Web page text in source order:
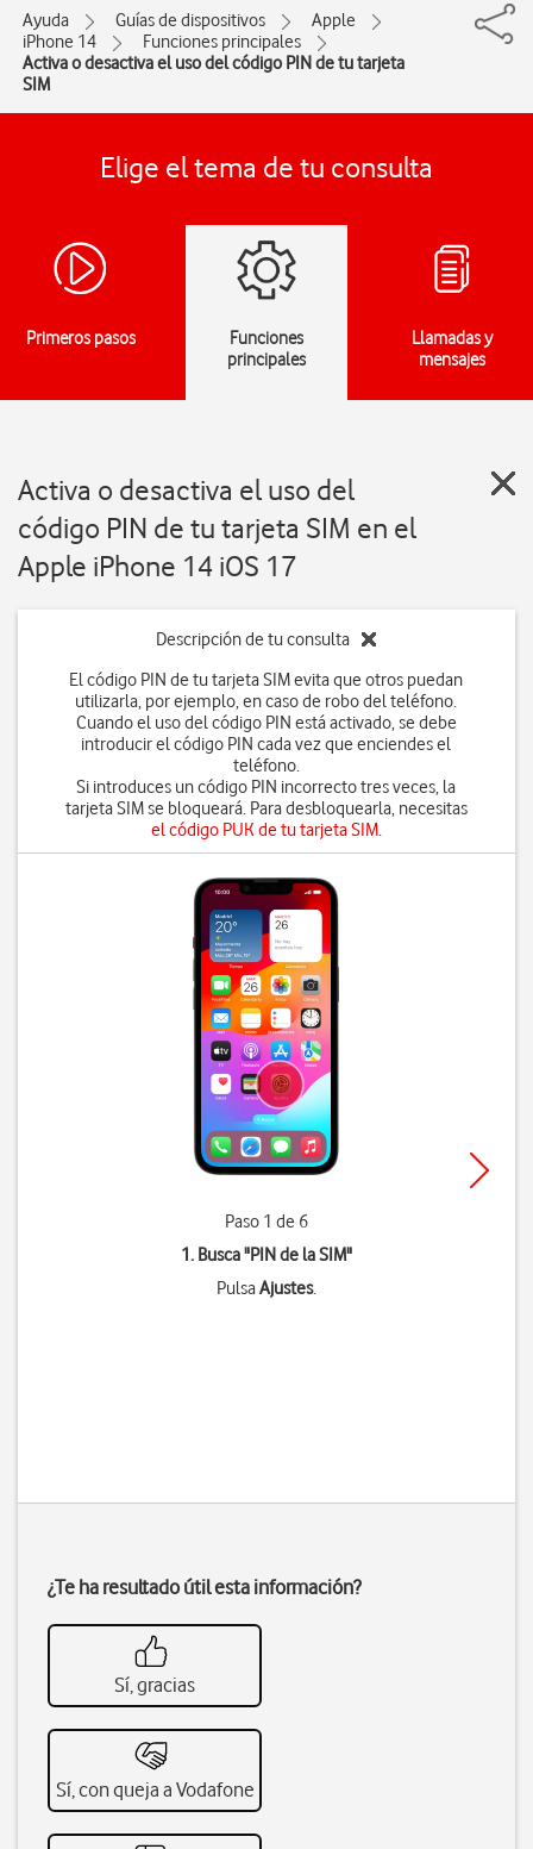
Ayuda Guías de dispositivos
Apple
iPhone 14
Funciones principales
Activa o desactiva el uso del código PIN de tu tarjeta
SIM
Elige el tema de tu consulta
Primeros pasos
Funciones
principales
Llamadas y
mensajes
Activa o desactiva el uso del
código PIN de tu tarjeta SIM en el
Apple iPhone 14 iOS 17
Descripción de tu consulta
El código PIN de tu tarjeta SIM evita que otros puedan
utilizarla, por ejemplo, en caso de robo del teléfono.
Cuando el uso del código PIN está activado, se debe
introducir el código PIN cada vez que enciendes el
teléfono.
Si introduces un código PIN incorrecto tres veces, la
tarjeta SIM se bloqueará. Para desbloquearla, necesitas
el código PUK de tu tarjeta SIM.
Paso 1 de 6
1. Busca "PIN de la SIM"
PulsaAjustes.
¿Te ha resultado útil esta información?
Sí, gracias
Sí, con queja a Vodafone